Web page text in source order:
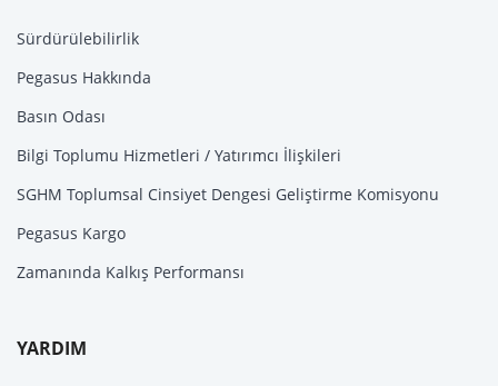
Sürdürülebilirlik
Pegasus Hakkında
Basın Odası
Bilgi Toplumu Hizmetleri / Yatırımcı İlişkileri
SGHM Toplumsal Cinsiyet Dengesi Geliştirme Komisyonu
Pegasus Kargo
Zamanında Kalkış Performansı
YARDIM